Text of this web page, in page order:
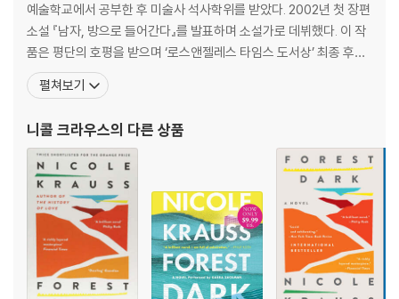
ds them to the same Israeli desert.
Jules Epstein, a man whose drive, avidity, and outsized perso
nality have, for sixty-eight years, been a force to be reckone
d with, is undergoing a metamorphosis. In the wake of his pare
s, and his retirement from the New York legal firm where he w
as a partner, he’s felt an irresistible need to give away his pos
sessions, alarming his children and perplexing the executor of
his estate. With the last of his wealth, he travels to Israel, with
a nebulous plan to do something to honor his parents. In Tel Av
iv, he is sidetracked by a charismatic American rabbi planning
a reunion for the descendants of King David who insists that E
pstein is part of that storied dynastic line. He also meets the r
예술학교에서 공부한 후 미술사 석사학위를 받았다. 2002년 첫 장편
소설 『남자, 방으로 들어간다』를 발표하며 소설가로 데뷔했다. 이 작
품은 평단의 호평을 받으며 ‘로스앤젤레스 타임스 도서상’ 최종 후보
에 올랐다. 2005년에 발표한 『사랑의 역사』는 오렌지상(2006) 최
종 후보로 선정되었고 윌리엄 사로얀 국제 집필상(2008)을 수상했
발표하는 ‘미국 최고의 젊은 소설가’
펼쳐보기
니콜 크라우스의 다른 상품